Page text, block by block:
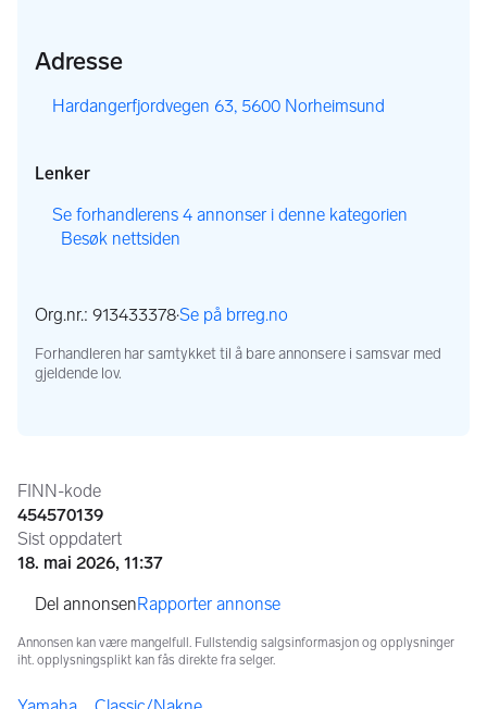
Adresse
Hardangerfjordvegen 63, 5600 Norheimsund
Lenker
Se forhandlerens 4 annonser i denne kategorien
Besøk nettsiden
Org.nr.: 913433378·Se på brreg.no
,
Forhandleren har samtykket til å bare annonsere i samsvar med
gjeldende lov.
Annonseinformasjon
FINN-kode
454570139
Sist oppdatert
18. mai 2026, 11:37
Rapporter annonse
Annonsen kan være mangelfull. Fullstendig salgsinformasjon og opplysninger
iht. opplysningsplikt kan fås direkte fra selger.